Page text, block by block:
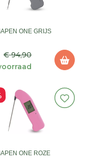
ONE GRIJS
€ 94,90
ONE ROZE